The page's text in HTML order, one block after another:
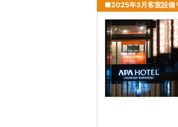
■2025年3月客室設備